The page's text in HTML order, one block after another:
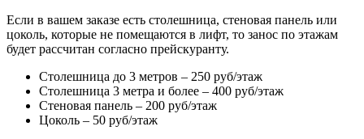
Если в вашем заказе есть столешница, стеновая панель или
цоколь, которые не помещаются в лифт, то занос по этажам
будет рассчитан согласно прейскуранту.
Столешница до 3 метров – 250 руб/этаж
Столешница 3 метра и более – 400 руб/этаж
Стеновая панель – 200 руб/этаж
Цоколь – 50 руб/этаж